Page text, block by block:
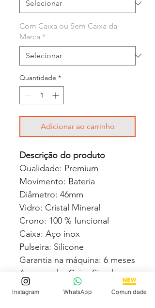
Com Caixa ou Sem Caixa da
Marca *
Quantidade *
Adicionar ao carrinho
Descrição do produto
Qualidade: Premium
Movimento: Bateria
Diâmetro: 46mm
Vidro: Cristal Mineral
Crono: 100 % funcional
Caixa: Aço inox
Pulseira: Silicone
Garantia na máquina: 6 meses
Acompanha Caixa Simples
Almofadada (exceto para os
Instagram WhatsApp Comunidade